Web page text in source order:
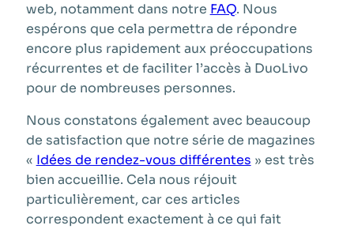
web, notamment dans notre FAQ. Nous
espérons que cela permettra de répondre
encore plus rapidement aux préoccupations
récurrentes et de faciliter l’accès à DuoLivo
pour de nombreuses personnes.
Nous constatons également avec beaucoup
de satisfaction que notre série de magazines
« Idées de rendez-vous différentes » est très
bien accueillie. Cela nous réjouit
particulièrement, car ces articles
correspondent exactement à ce qui fait